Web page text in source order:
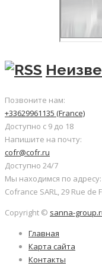
Позвоните нам:
+33629961135 (France)
Доступно с 9 до 18
Напишите на почту:
cofr@cofr.ru
Доступно 24/7
Мы находимся по адресу:
Cofrance SARL, 29 Rue de
Copyright © sanna-
Главная
Карта сайта
Контакты